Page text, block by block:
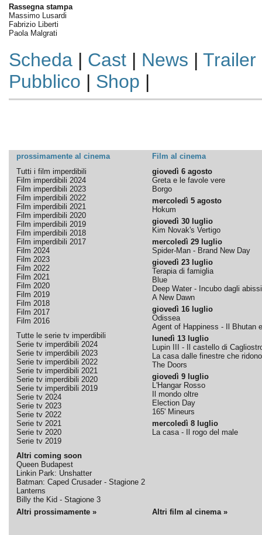
Rassegna stampa
Massimo Lusardi
Fabrizio Liberti
Paola Malgrati
Scheda| Cast| News | Trailer
Pubblico | Shop |
prossimamente al cinema
Film al cinema
Tutti i film imperdibili
Film imperdibili 2024
Film imperdibili 2023
Film imperdibili 2022
Film imperdibili 2021
Film imperdibili 2020
Film imperdibili 2019
Film imperdibili 2018
Film imperdibili 2017
Film 2024
Film 2023
Film 2022
Film 2021
Film 2020
Film 2019
Film 2018
Film 2017
Film 2016
Tutte le serie tv imperdibili
Serie tv imperdibili 2024
Serie tv imperdibili 2023
Serie tv imperdibili 2022
Serie tv imperdibili 2021
Serie tv imperdibili 2020
Serie tv imperdibili 2019
Serie tv 2024
Serie tv 2023
Serie tv 2022
Serie tv 2021
Serie tv 2020
Serie tv 2019
Altri coming soon
Queen Budapest
Linkin Park: Unshatter
Batman: Caped Crusader - Stagione 2
Lanterns
Billy the Kid - Stagione 3
giovedì 6 agosto
Greta e le favole vere
Borgo
mercoledì 5 agosto
Hokum
giovedì 30 luglio
Kim Novak's Vertigo
mercoledì 29 luglio
Spider-Man - Brand New Day
giovedì 23 luglio
Terapia di famiglia
Blue
Deep Water - Incubo dagli abissi
A New Dawn
giovedì 16 luglio
Odissea
Agent of Happiness - Il Bhutan
lunedì 13 luglio
Lupin III - Il castello di
La casa dalle finestre che ridono
The Doors
giovedì 9 luglio
L'Hangar Rosso
Il mondo oltre
Election Day
165' Mineurs
mercoledì 8 luglio
La casa - Il rogo del male
Altri prossimamente » Altri film al cinema »